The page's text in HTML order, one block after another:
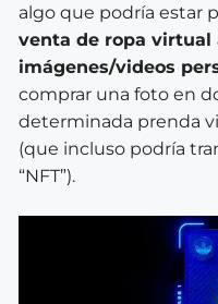
algo que podría estar
venta de ropa virtual
imágenes/videos
comprar una foto en
determinada prenda
(que incluso podría
“NFT”).